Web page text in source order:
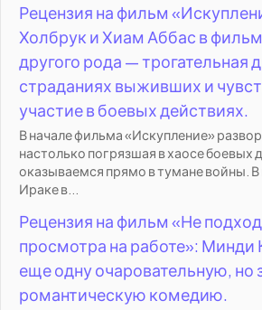
Рецензия на фильм
Холбрук и Хиам Аббас в
другого рода — трогательная
страданиях выживших и
участие в боевых действиях.
В начале фильма «Искупление»
настолько погрязшая в хаосе боевых
оказываемся прямо в тумане войны. В
Ираке в...
Рецензия на фильм «Не
просмотра на работе»: Минди
еще одну очаровательную, но
романтическую комедию.